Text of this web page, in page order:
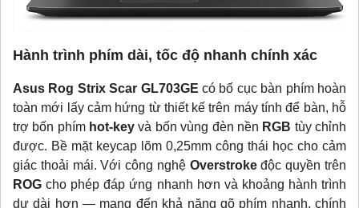
Hành trình phím dài, tốc độ nhanh chính xác
Asus Rog Strix Scar GL703GE có bố cục bàn phím hoàn
toàn mới lấy cảm hứng từ thiết kế trên máy tính để bàn, hỗ
trợ bốn phím hot-key và bốn vùng đèn nền RGB tùy chỉnh
được. Bề mặt keycap lõm 0,25mm công thái học cho cảm
giác thoải mái. Với công nghệ Overstrokeđộc quyền trên
ROG cho phép đáp ứng nhanh hơn và khoảng hành trình
dư dài hơn — mang đến khả năng gõ phím nhanh, chính